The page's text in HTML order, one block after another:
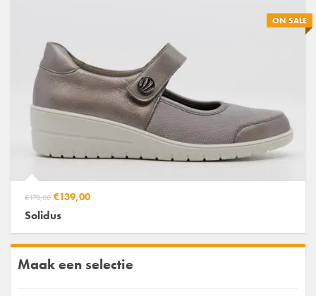
ON SALE
€170,00 €139,00
Solidus
Maak een selectie